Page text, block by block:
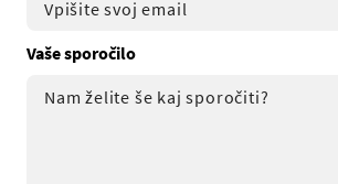
Vaše sporočilo